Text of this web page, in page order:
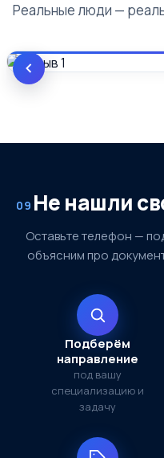
Реальные люди —
09 Не нашли
Оставьте телефон —
объясним про
Подберём
направление
под вашу
специализацию и
задачу